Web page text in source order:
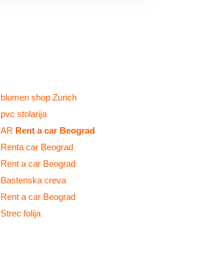
blumen shop Zurich
pvc stolarija
AR Rent a car Beograd
Renta car Beograd
Rent a car Beograd
Bastenska creva
Rent a car Beograd
Strec folija